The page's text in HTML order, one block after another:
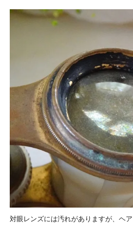
対眼レンズには汚れがありますが、ヘ